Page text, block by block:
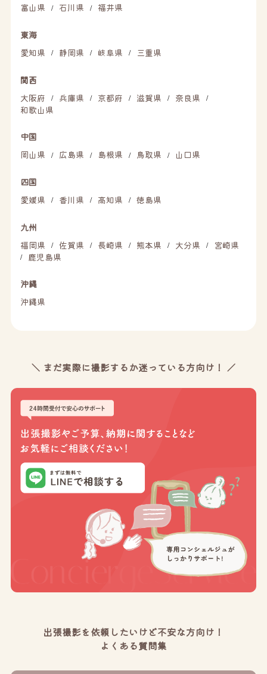
富山県
/ 石川県 / 福井県
東海
愛知県
/ 静岡県 / 岐阜県 / 三重県
関西
大阪府
/ 兵庫県 / 京都府 / 滋賀県 / 奈良県 /
和歌山県
中国
岡山県
/ 広島県 / 島根県 / 鳥取県 / 山口県
四国
愛媛県
/ 香川県 / 高知県 / 徳島県
九州
福岡県
/ 佐賀県 / 長崎県 / 熊本県 / 大分県 / 宮崎県
/ 鹿児島県
沖縄
沖縄県
＼ まだ実際に撮影するか迷っている方向け！ ／
出張撮影を依頼したいけど不安な方向け！
よくある質問集